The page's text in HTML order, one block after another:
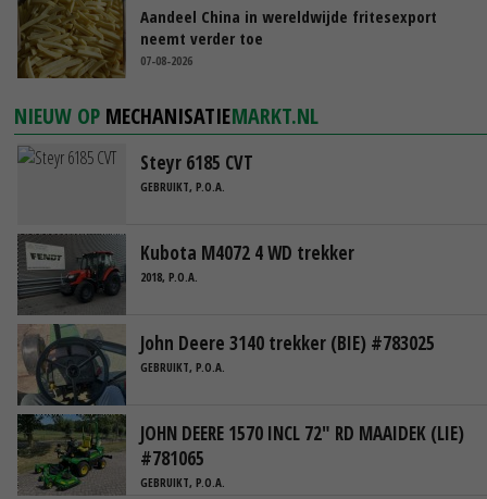
Aandeel China in wereldwijde fritesexport
neemt verder toe
07-08-2026
NIEUW OP MECHANISATIEMARKT.NL
Steyr 6185 CVT
GEBRUIKT, P.O.A.
Kubota M4072 4 WD trekker
2018, P.O.A.
John Deere 3140 trekker (BIE) #783025
GEBRUIKT, P.O.A.
JOHN DEERE 1570 INCL 72" RD MAAIDEK (LIE)
#781065
GEBRUIKT, P.O.A.